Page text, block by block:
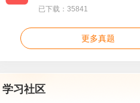
已下载：35841
更多真题
学习社区